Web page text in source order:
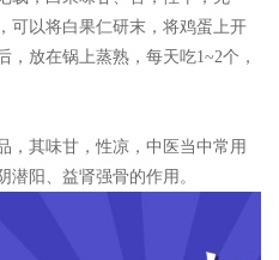
可以将白果仁研末，将鸡蛋上开
放在锅上蒸熟，每天吃1~2个，
，其味甘，性凉，中医当中常用
阳、益肾强骨的作用。